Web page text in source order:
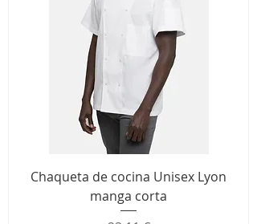
Chaqueta de cocina Unisex Lyon
manga corta